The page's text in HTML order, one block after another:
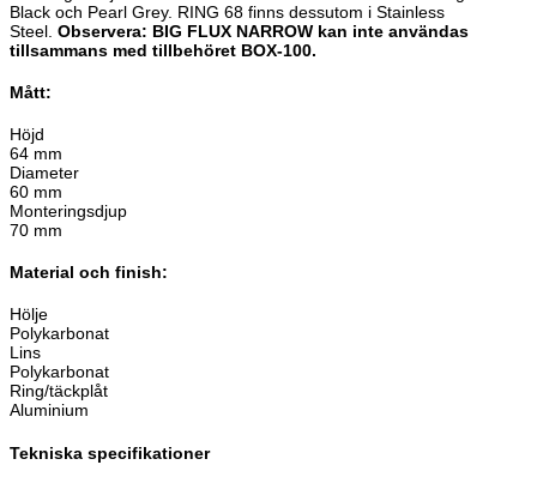
Black och Pearl Grey. RING 68 finns dessutom i Stainless
Steel. Observera: BIG FLUX NARROW kan inte användas
tillsammans med tillbehöret BOX-100.
Mått:
Höjd
64 mm
Diameter
60 mm
Monteringsdjup
70 mm
Material och finish:
Hölje
Polykarbonat
Lins
Polykarbonat
Ring/täckplåt
Aluminium
Tekniska specifikationer